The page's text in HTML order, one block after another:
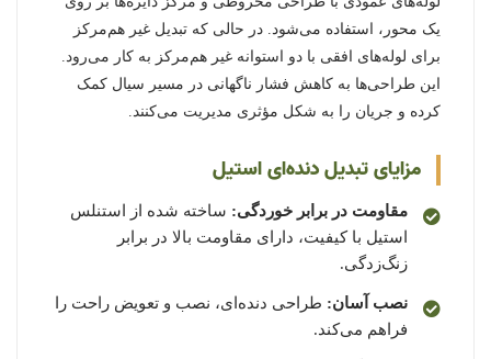
یک محور، استفاده می‌شود. در حالی که تبدیل غیر هم‌مرکز
برای لوله‌های افقی با دو استوانه غیر هم‌مرکز به کار می‌رود.
این طراحی‌ها به کاهش فشار ناگهانی در مسیر سیال کمک
کرده و جریان را به شکل مؤثری مدیریت می‌کنند.
مزایای تبدیل دنده‌ای استیل
مقاومت در برابر خوردگی: ساخته شده از استنلس
استیل با کیفیت، دارای مقاومت بالا در برابر
زنگ‌زدگی.
نصب آسان: طراحی دنده‌ای، نصب و تعویض راحت را
فراهم می‌کند.